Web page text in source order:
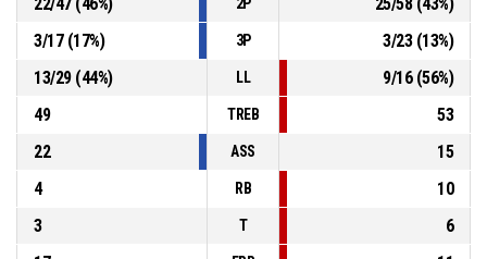
5, Manuela Malta , 2PT ARREMESSO perdido P4 00:04
3/17(17%) 3P 3/23(13%)
13/29(44%) LL 9/16(56%)
49
TREB
53
22
ASS
15
4
RB
10
3
T
6